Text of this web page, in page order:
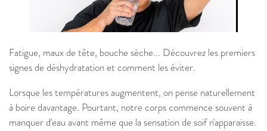
Fatigue, maux de tête, bouche sèche... Découvrez les premiers
signes de déshydratation et comment les éviter.
Lorsque les températures augmentent, on pense naturellement
à boire davantage. Pourtant, notre corps commence souvent à
manquer d'eau avant même que la sensation de soif n'apparaisse.